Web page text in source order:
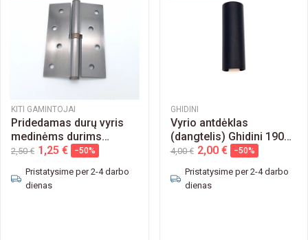
KITI GAMINTOJAI
Pridedamas durų vyris
medinėms durims
100x75
2,50 € 1,25 € −50%
Pristatysime per 2-4 darbo
dienas
GHIDINI
Vyrio antdėklas
(dangtelis) Ghidini 190A
14mm
4,00 € 2,00 € −50%
Pristatysime per 2-4 darbo
dienas